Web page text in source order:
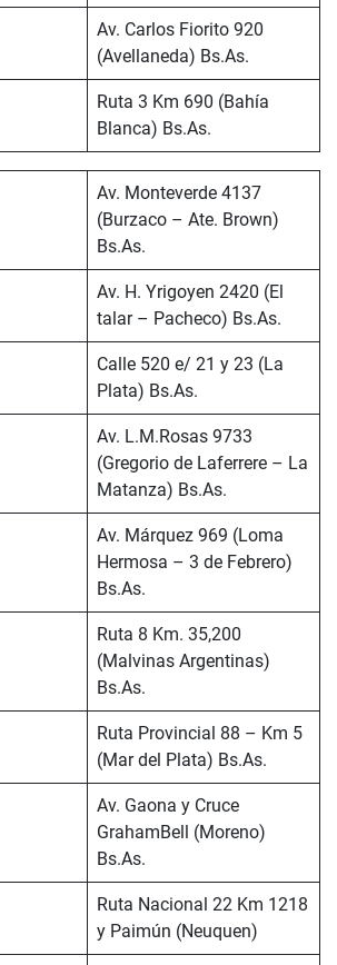
Av. Carlos Fiorito 920
(Avellaneda) Bs.As.
Ruta 3 Km 690 (Bahía
Blanca) Bs.As.
Av. Monteverde 4137
(Burzaco – Ate. Brown)
Bs.As.
Av. H. Yrigoyen 2420 (El
talar – Pacheco) Bs.As.
Calle 520 e/ 21 y 23 (La
Plata) Bs.As.
Av. L.M.Rosas 9733
(Gregorio de Laferrere – La
Matanza) Bs.As.
Av. Márquez 969 (Loma
Hermosa – 3 de Febrero)
Bs.As.
Ruta 8 Km. 35,200
(Malvinas Argentinas)
Bs.As.
Ruta Provincial 88 – Km 5
(Mar del Plata) Bs.As.
Av. Gaona y Cruce
GrahamBell (Moreno)
Bs.As.
Ruta Nacional 22 Km 1218
y Paimún (Neuquen)